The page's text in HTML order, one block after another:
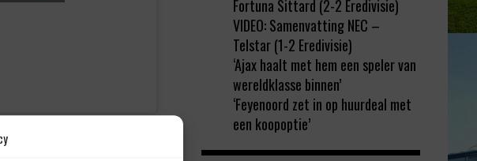
Fortuna Sittard (2-2 Eredivisie)
VIDEO: Samenvatting NEC –
Telstar (1-2 Eredivisie)
‘Ajax haalt met hem een speler van
wereldklasse binnen’
‘Feyenoord zet in op huurdeal met
een koopoptie’